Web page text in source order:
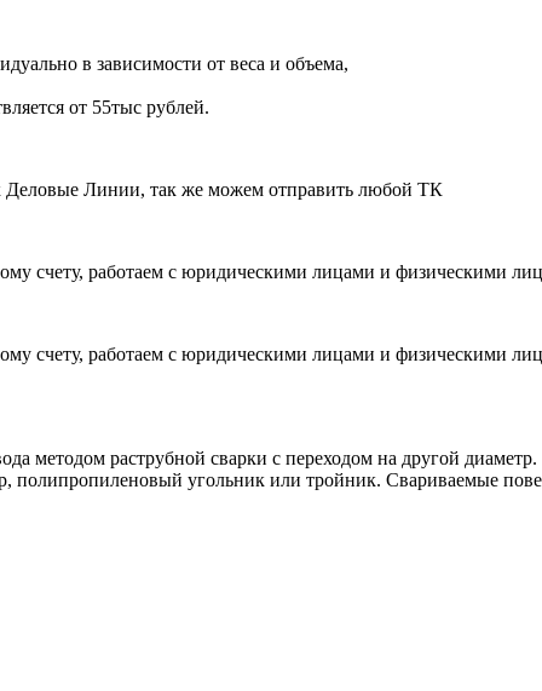
в зависимости от веса и объема,
от 55тыс рублей.
Деловые Линии, так же можем отправить любой ТК
счету, работаем с юридическими лицами и физическими
счету, работаем с юридическими лицами и физическими
методом раструбной сварки с переходом на другой диаметр.
полипропиленовый угольник или тройник. Свариваемые